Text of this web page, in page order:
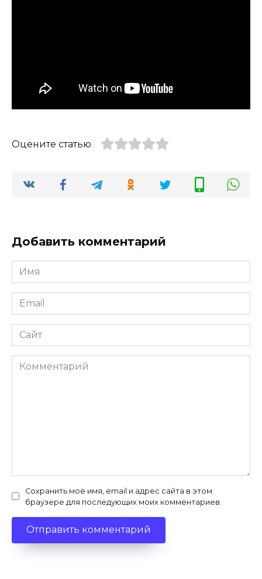
Оцените статью
Добавить комментарий
Имя
*
Email
*
Сайт
Комментарий
Сохранить моё имя, email и адрес сайта в этом
браузере для последующих моих комментариев.